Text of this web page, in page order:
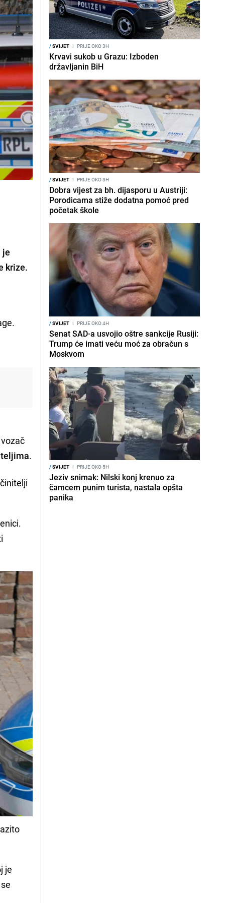
je
krize.
.
je
/SVIJET I PRIJE OKO 3H
Krvavi sukob u Grazu: Izboden
državljanin BiH
/SVIJET I PRIJE OKO 3H
Dobra vijest za bh. dijasporu u Austriji:
Porodicama stiže dodatna pomoć pred
početak škole
/SVIJET I PRIJE OKO 4H
Senat SAD-a usvojio oštre sankcije Rusiji:
Trump će imati veću moć za obračun s
Moskvom
/SVIJET I PRIJE OKO 5H
Jeziv snimak: Nilski konj krenuo za
čamcem punim turista, nastala opšta
panika